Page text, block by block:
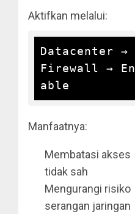
Aktifkan melalui:
Datacenter →
Firewall → En
Manfaatnya:
Membatasi akses
tidak sah
Mengurangi risiko
serangan jaringan